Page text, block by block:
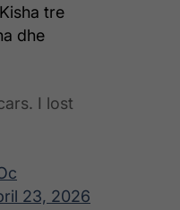
tre
dhe
I lost
23, 2026